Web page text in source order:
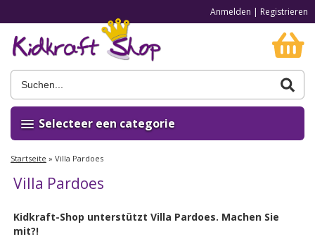
Anmelden | Registrieren
Selecteer een categorie
Startseite » Villa Pardoes
Villa Pardoes
Kidkraft-Shop unterstützt Villa Pardoes. Machen Sie
mit?!